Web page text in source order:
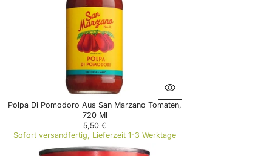
I
E
1
0
9
5
Polpa Di Pomodoro Aus San Marzano Tomaten,
720 Ml
R
E
G
5,50 €
Sofort versandfertig, Lieferzeit 1-3 Werktage